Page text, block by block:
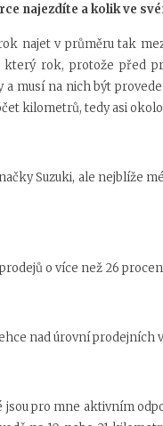
najezdíte a kolik ve
najet v průměru tak
který rok, protože před
musí na nich být
kilometrů, tedy asi
Suzuki, ale nejblíže
o více než 26
nad úrovní prodejních
jsou pro mne aktivním